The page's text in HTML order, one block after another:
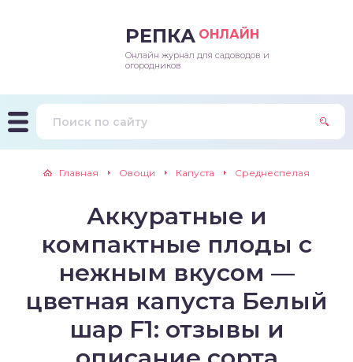
РЕПКА ОНЛАЙН
Онлайн журнал для садоводов и
огородников
Главная Овощи Капуста Среднеспелая
Аккуратные и
компактные плоды с
нежным вкусом —
цветная капуста Белый
шар F1: отзывы и
и подкормки